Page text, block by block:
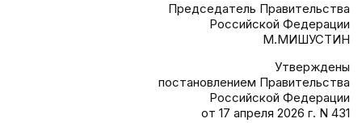
Председатель Правительства
Российской Федерации
М.МИШУСТИН
Утверждены
постановлением Правительства
Российской Федерации
от 17 апреля 2026 г. N 431